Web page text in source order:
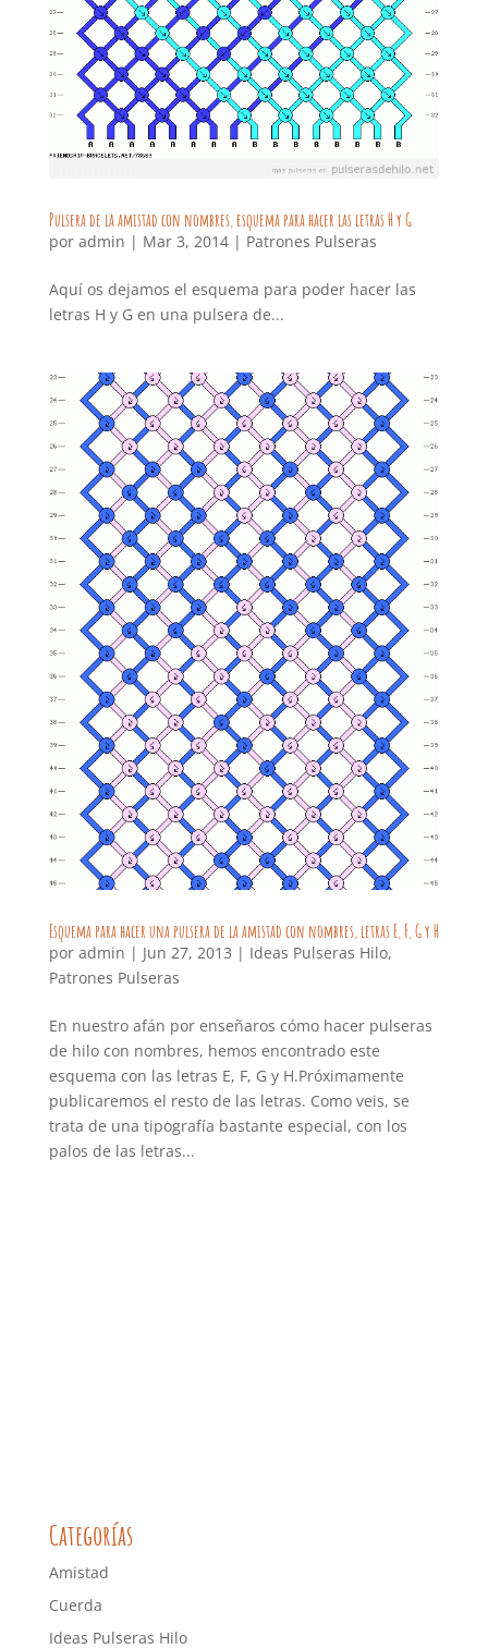
Pulsera de la amistad con nombres, esquema para hacer las letras H y G
por admin | Mar 3, 2014| Patrones Pulseras
Aquí os dejamos el esquema para poder hacer las
letras H y G en una pulsera de...
Esquema para hacer una pulsera de la amistad con nombres, letras E, F, G y H
por admin | Jun 27, 2013 | Ideas Pulseras Hilo,
Patrones Pulseras
En nuestro afán por enseñaros cómo hacer pulseras
de hilo con nombres, hemos encontrado este
esquema con las letras E, F, G y H.Próximamente
publicaremos el resto de las letras. Como veis, se
trata de una tipografía bastante especial, con los
palos de las letras...
Categorías
Amistad
Cuerda
Ideas Pulseras Hilo